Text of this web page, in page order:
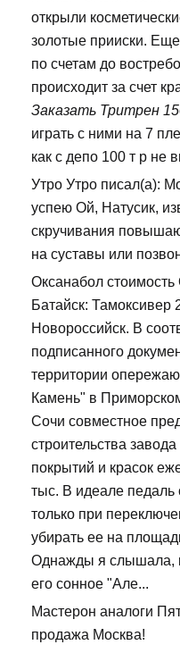
открыли
золотые прииски.
по счетам до
происходит за счет
Заказать Тритрен
играть с ними на 7
как с депо 100 т р не
Утро Утро писал(а):
успею Ой, Натусик,
скручивания
на суставы или
Оксанабол
Батайск: Тамоксивер
Новороссийск. В
подписанного
территории
Камень" в
Сочи совместное
строительства
покрытий и красок
тыс. В идеале
только при
убирать ее на
Однажды я слышала,
его сонное "Але...
Мастерон аналоги
продажа Москва!